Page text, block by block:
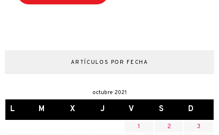
ARTÍCULOS POR FECHA
octubre 2021
L M X J V S D
1 2
3